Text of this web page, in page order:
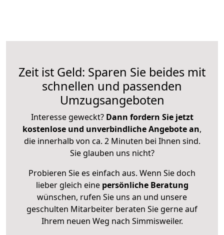
Zeit ist Geld: Sparen Sie beides mit
schnellen und passenden
Umzugsangeboten
Interesse geweckt? Dann fordern Sie jetzt
kostenlose und unverbindliche Angebote an,
die innerhalb von ca. 2 Minuten bei Ihnen sind.
Sie glauben uns nicht?
Probieren Sie es einfach aus. Wenn Sie doch
lieber gleich eine persönliche Beratung
wünschen, rufen Sie uns an und unsere
geschulten Mitarbeiter beraten Sie gerne auf
Ihrem neuen Weg nach Simmisweiler.